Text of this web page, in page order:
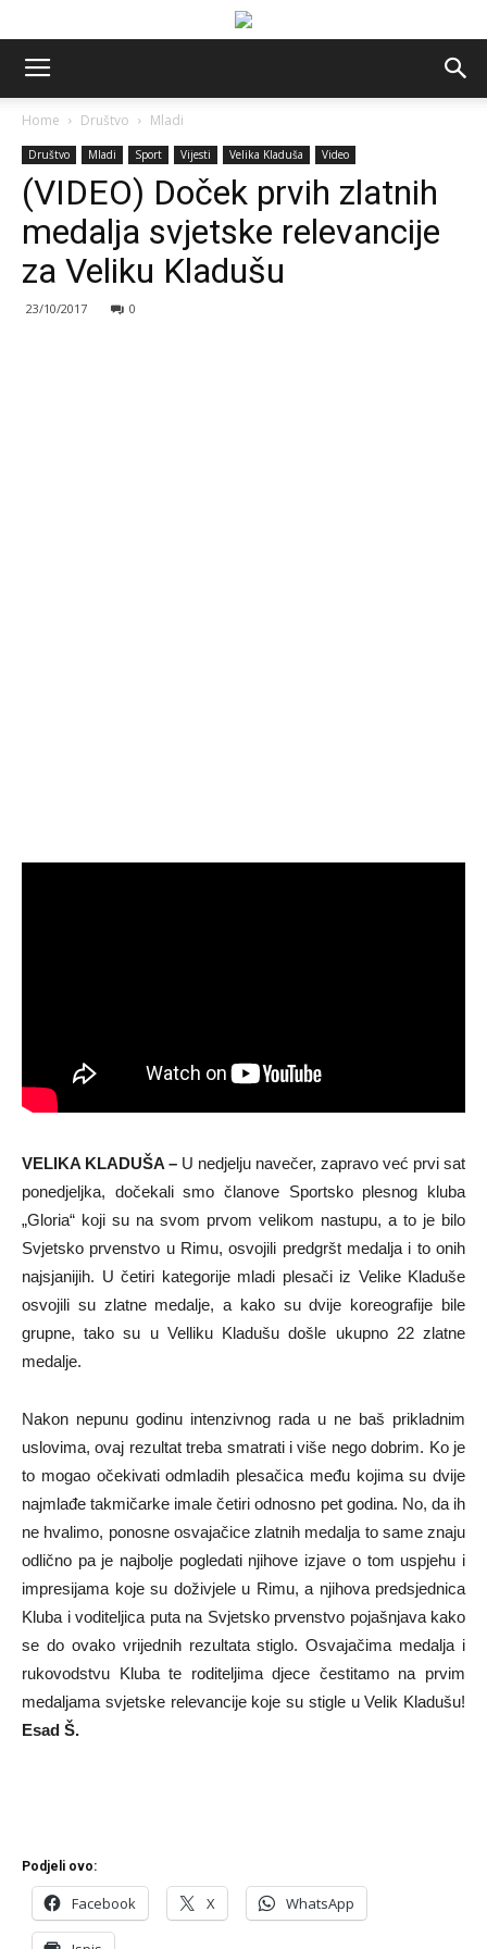
Home Društvo Mladi
Društvo Mladi Sport Vijesti Velika Kladuša Video
(VIDEO) Doček prvih zlatnih
medalja svjetske relevancije
za Veliku Kladušu
23/10/2017 0
VELIKA KLADUŠA – U nedjelju navečer, zapravo već prvi sat
ponedjeljka, dočekali smo članove Sportsko plesnog kluba
„Gloria“ koji su na svom prvom velikom nastupu, a to je bilo
Svjetsko prvenstvo u Rimu, osvojili predgršt medalja i to onih
najsjanijih. U četiri kategorije mladi plesači iz Velike Kladuše
osvojili su zlatne medalje, a kako su dvije koreografije bile
grupne, tako su u Velliku Kladušu došle ukupno 22 zlatne
medalje.
Nakon nepunu godinu intenzivnog rada u ne baš prikladnim
uslovima, ovaj rezultat treba smatrati i više nego dobrim. Ko je
to mogao očekivati odmladih plesačica među kojima su dvije
najmlađe takmičarke imale četiri odnosno pet godina. No, da ih
ne hvalimo, ponosne osvajačice zlatnih medalja to same znaju
odlično pa je najbolje pogledati njihove izjave o tom uspjehu i
impresijama koje su doživjele u Rimu, a njihova predsjednica
Kluba i voditeljica puta na Svjetsko prvenstvo pojašnjava kako
se do ovako vrijednih rezultata stiglo. Osvajačima medalja i
rukovodstvu Kluba te roditeljima djece čestitamo na prvim
medaljama svjetske relevancije koje su stigle u Velik Kladušu!
Esad Š.
Podjeli ovo:
Facebook X WhatsApp